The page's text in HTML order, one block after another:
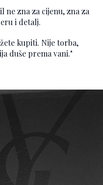
zna za cijenu, zna za
i detalj.
kupiti. Nije torba,
duše prema vani."